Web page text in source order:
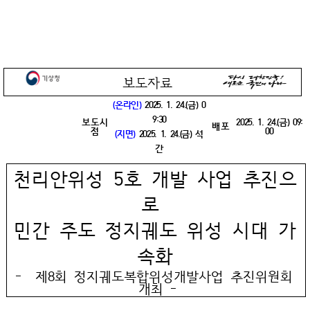
기상청 보도자료
보도시
점
(온라인)2025. 1. 24.(금) 0
9:30
(지면) 2025. 1. 24.(금) 석
간
배포 2025. 1. 24.(금) 09:
00
천리안위성 5호 개발 사업 추진으
로
민간 주도 정지궤도 위성 시대 가
속화
- 제8회 정지궤도복합위성개발사업 추진위원회
개최 -